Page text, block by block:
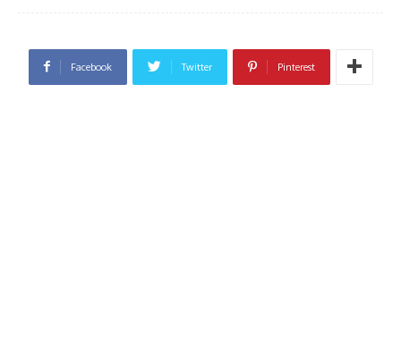
Facebook Twitter Pinterest